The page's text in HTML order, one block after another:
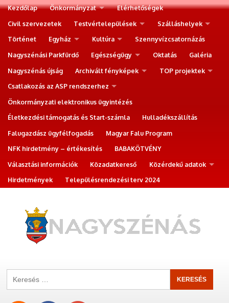
Kezdőlap Önkormányzat
Elérhetőségek
Civil szervezetek
Testvértelepülések
Szálláshelyek
Történet
Egyház Kultúra
Szennyvízcsatornázás
Nagyszénási Parkfürdő
Egészségügy Oktatás
Galéria
Nagyszénás újság
Archivált fényképek
TOP projektek
Csatlakozás az ASP rendszerhez
Önkormányzati elektronikus ügyintézés
Életkezdési támogatás és Start-számla
Hulladékszállítás
Falugazdász ügyfélfogadás
Magyar Falu Program
NFK hirdetmény – értékesítés
BABAKÖTVÉNY
Választási információk
Közadatkereső
Közérdekű adatok
Hirdetmények
Településrendezési terv 2024